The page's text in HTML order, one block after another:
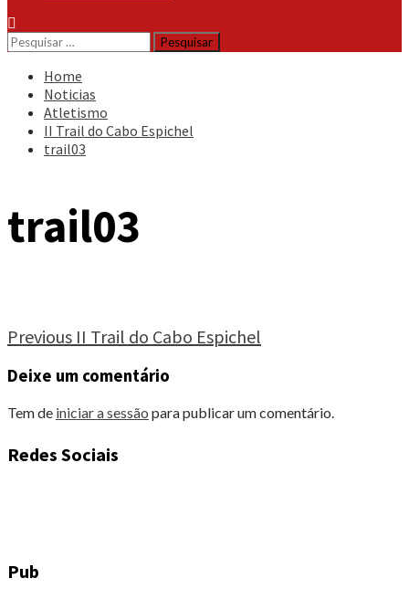
Pesquisar
por:
Home
Noticias
Atletismo
II Trail do Cabo Espichel
trail03
trail03
Continue
Reading
Previous II Trail do Cabo Espichel
Deixe um comentário
Tem de iniciar a sessão para publicar um comentário.
Redes Sociais
Pub